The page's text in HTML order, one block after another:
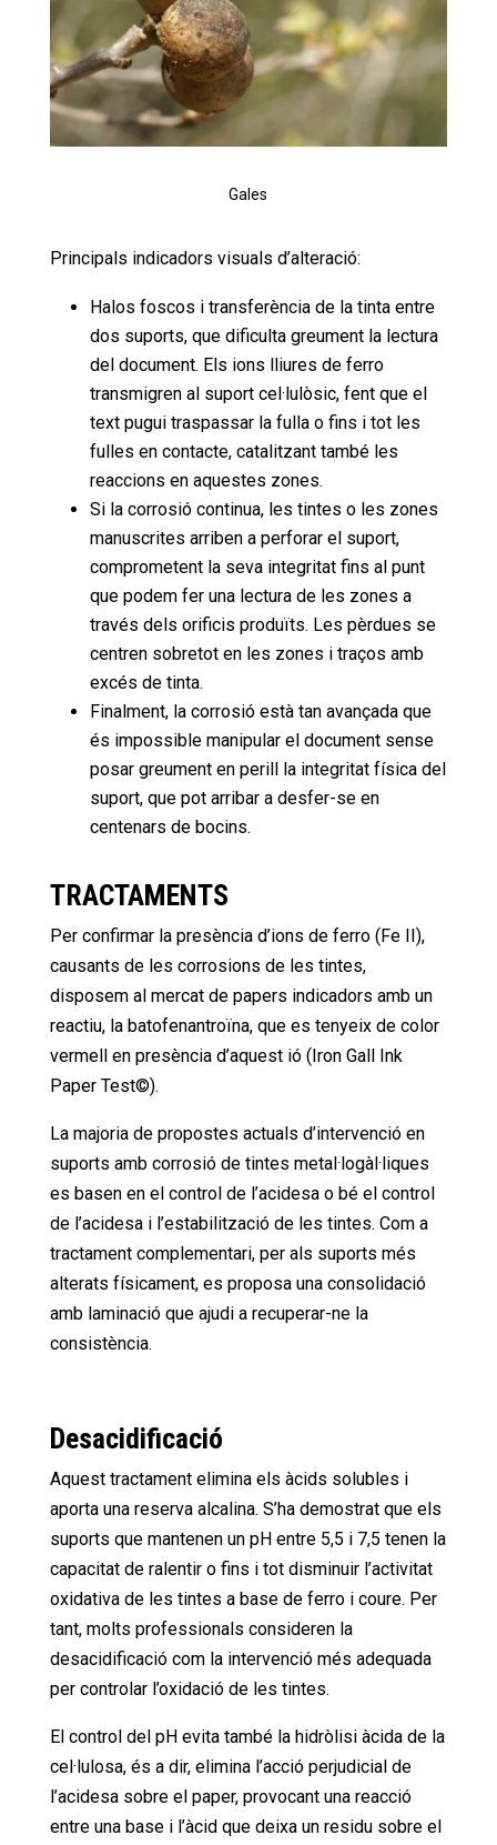
Gales
Principals indicadors visuals d’alteració:
Halos foscos i transferència de la tinta entre
dos suports, que dificulta greument la lectura
del document. Els ions lliures de ferro
transmigren al suport cel·lulòsic, fent que el
text pugui traspassar la fulla o fins i tot les
fulles en contacte, catalitzant també les
reaccions en aquestes zones.
Si la corrosió continua, les tintes o les zones
manuscrites arriben a perforar el suport,
comprometent la seva integritat fins al punt
que podem fer una lectura de les zones a
través dels orificis produïts. Les pèrdues se
centren sobretot en les zones i traços amb
excés de tinta.
Finalment, la corrosió està tan avançada que
és impossible manipular el document sense
posar greument en perill la integritat física del
suport, que pot arribar a desfer-se en
centenars de bocins.
TRACTAMENTS
Per confirmar la presència d’ions de ferro (Fe II),
causants de les corrosions de les tintes,
disposem al mercat de papers indicadors amb un
reactiu, la batofenantroïna, que es tenyeix de color
vermell en presència d’aquest ió (Iron Gall Ink
Paper Test©).
La majoria de propostes actuals d’intervenció en
suports amb corrosió de tintes metal·logàl·liques
es basen en el control de l’acidesa o bé el control
de l’acidesa i l’estabilització de les tintes. Com a
tractament complementari, per als suports més
alterats físicament, es proposa una consolidació
amb laminació que ajudi a recuperar-ne la
consistència.
Desacidificació
Aquest tractament elimina els àcids solubles i
aporta una reserva alcalina. S’ha demostrat que els
suports que mantenen un pH entre 5,5 i 7,5 tenen la
capacitat de ralentir o fins i tot disminuir l’activitat
oxidativa de les tintes a base de ferro i coure. Per
tant, molts professionals consideren la
desacidificació com la intervenció més adequada
per controlar l’oxidació de les tintes.
El control del pH evita també la hidròlisi àcida de la
cel·lulosa, és a dir, elimina l’acció perjudicial de
l’acidesa sobre el paper, provocant una reacció
entre una base i l’àcid que deixa un residu sobre el